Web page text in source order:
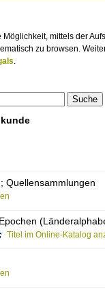
mittels der
zu browsen.
Quellensammlungen
Titel im Online-Katalog